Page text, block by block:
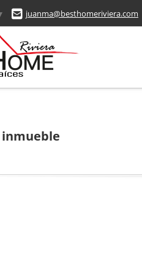
juanma@besthomeriviera.com